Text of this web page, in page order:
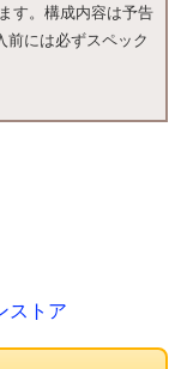
す。構成内容は予告
前には必ずスペック